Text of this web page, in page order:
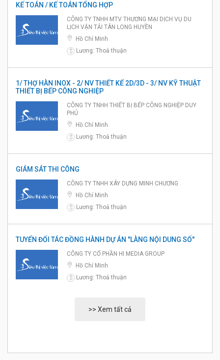
KẾ TOÁN / KẾ TOÁN TỔNG HỢP
CÔNG TY TNHH MTV THƯƠNG MẠI DỊCH VỤ DU
LỊCH VẬN TẢI TÂN LONG HUYỀN
Hồ Chí Minh
$
Lương: Thoả thuận
1/ THỢ HÀN INOX - 2/ NV THIẾT KẾ 2D/3D - 3/ NV KỸ THUẬT
THIẾT BỊ BẾP CÔNG NGHIỆP
CÔNG TY TNHH THIẾT BỊ BẾP CÔNG NGHIỆP DUY
PHÚ
Hồ Chí Minh
$
Lương: Thoả thuận
GIÁM SÁT THI CÔNG
CÔNG TY TNHH XÂY DỰNG MINH CHƯƠNG
Hồ Chí Minh
$
Lương: Thoả thuận
TUYỂN ĐỐI TÁC ĐỒNG HÀNH DỰ ÁN "LÀNG NỘI DUNG SỐ"
CÔNG TY CỔ PHẦN HI MEDIA GROUP
Hồ Chí Minh
$
Lương: Thoả thuận
>> Xem tất cả